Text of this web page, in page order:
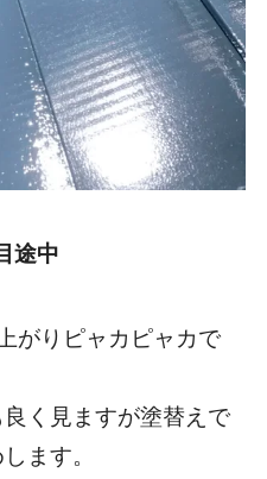
途中
がりピャカピャカで
く見ますが塗替えで
ます。